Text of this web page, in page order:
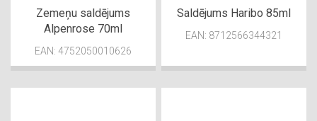
Zemeņu saldējums
Alpenrose 70ml
EAN: 4752050010626
Saldējums Haribo 85ml
EAN: 8712566344321